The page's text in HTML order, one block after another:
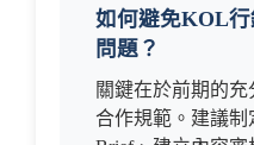
如何避免KOL
問題？
關鍵在於前期的
合作規範。建議制